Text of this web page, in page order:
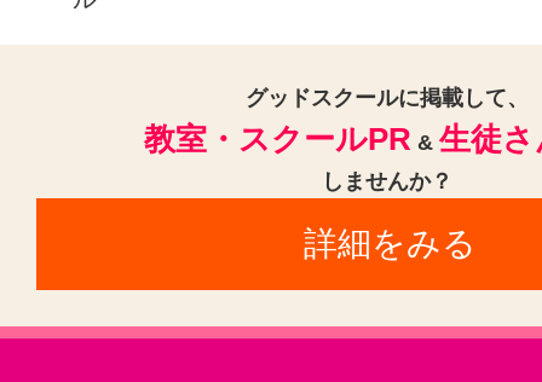
リラクゼーションその他(1)
グッドスクールに掲載して、
教室・スクールPR & 生徒
しませんか？
詳細をみる